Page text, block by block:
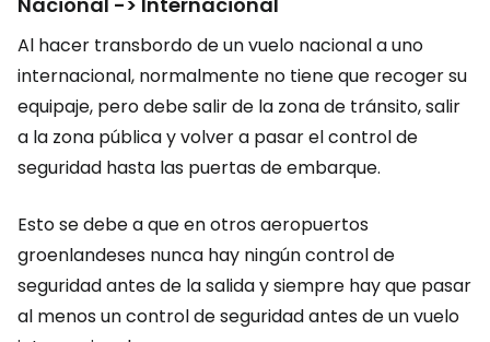
Al hacer transbordo de un vuelo nacional a uno
internacional, normalmente no tiene que recoger su
equipaje, pero debe salir de la zona de tránsito, salir
a la zona pública y volver a pasar el control de
seguridad hasta las puertas de embarque.
Esto se debe a que en otros aeropuertos
groenlandeses nunca hay ningún control de
seguridad antes de la salida y siempre hay que pasar
al menos un control de seguridad antes de un vuelo